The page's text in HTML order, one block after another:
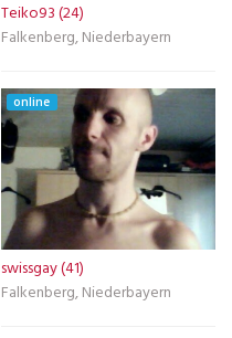
Teiko93 (24)
Falkenberg, Niederbayern
online
swissgay (41)
Falkenberg, Niederbayern